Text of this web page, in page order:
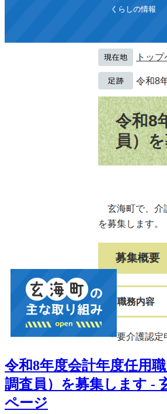
令和8年度会計年度任用
調査員）を募集します -
ページ